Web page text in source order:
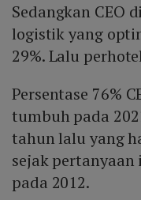
Sedangkan CEO
logistik yang
29%. Lalu
Persentase 76%
tumbuh pada
tahun lalu yang
sejak
pada 2012.